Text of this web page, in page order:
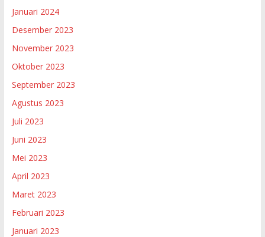
Januari 2024
Desember 2023
November 2023
Oktober 2023
September 2023
Agustus 2023
Juli 2023
Juni 2023
Mei 2023
April 2023
Maret 2023
Februari 2023
Januari 2023